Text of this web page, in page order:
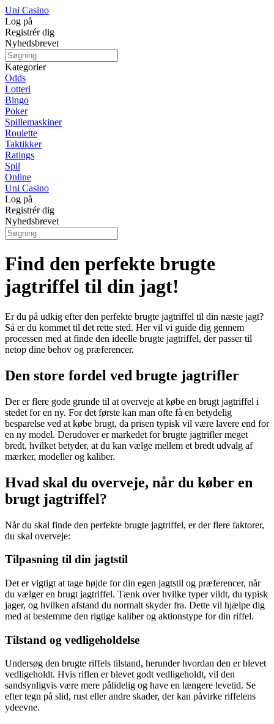
Uni Casino
Log på
Registrér dig
Nyhedsbrevet
Kategorier
Odds
Lotteri
Bingo
Poker
Spillemaskiner
Roulette
Taktikker
Ratings
Spil
Online
Uni Casino
Log på
Registrér dig
Nyhedsbrevet
Find den perfekte brugte
jagtriffel til din jagt!
Er du på udkig efter den perfekte brugte jagtriffel til din næste jagt?
Så er du kommet til det rette sted. Her vil vi guide dig gennem
processen med at finde den ideelle brugte jagtriffel, der passer til
netop dine behov og præferencer.
Den store fordel ved brugte jagtrifler
Der er flere gode grunde til at overveje at købe en brugt jagtriffel i
stedet for en ny. For det første kan man ofte få en betydelig
besparelse ved at købe brugt, da prisen typisk vil være lavere end for
en ny model. Derudover er markedet for brugte jagtrifler meget
bredt, hvilket betyder, at du kan vælge mellem et bredt udvalg af
mærker, modeller og kaliber.
Hvad skal du overveje, når du køber en
brugt jagtriffel?
Når du skal finde den perfekte brugte jagtriffel, er der flere faktorer,
du skal overveje:
Tilpasning til din jagtstil
Det er vigtigt at tage højde for din egen jagtstil og præferencer, når
du vælger en brugt jagtriffel. Tænk over hvilke typer vildt, du typisk
jager, og hvilken afstand du normalt skyder fra. Dette vil hjælpe dig
med at bestemme den rigtige kaliber og aktionstype for din riffel.
Tilstand og vedligeholdelse
Undersøg den brugte riffels tilstand, herunder hvordan den er blevet
vedligeholdt. Hvis riflen er blevet godt vedligeholdt, vil den
sandsynligvis være mere pålidelig og have en længere levetid. Se
efter tegn på slid, rust eller andre skader, der kan påvirke riffelens
ydeevne.